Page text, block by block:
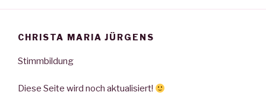
CHRISTA MARIA JÜRGENS
Stimmbildung
Diese Seite wird noch aktualisiert!